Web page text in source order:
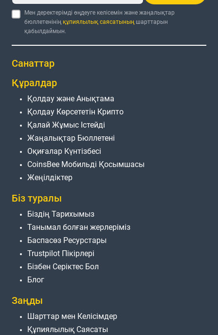
Мен деректерімді өңдеуге келісемін және жаңалықтар
бюллетенінің құпиялылық саясатының шарттарын
қабылдаймын.
Санаттар
Құралдар
Қолдау және Анықтама
Қолдау Көрсететін Крипто
Қалай Жұмыс Істейді
Жаңалықтар Бюллетені
Оқиғалар Күнтізбесі
CoinsBee Мобильді Қосымшасы
Жеңілдіктер
Біз туралы
Біздің Тарихымыз
Танымал болған жерлеріміз
Баспасөз Ресурстары
Trustpilot Пікірлері
Бізбен Серіктес Бол
Блог
Заңды
Шарттар мен Келісімдер
Құпиялылық Саясаты